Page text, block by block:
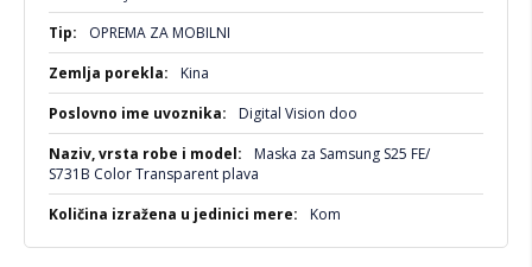
kontaktirajte.
Više
informacija
OPREMA ZA MOBILNI
Kina
Digital Vision doo
Maska za Samsung S25 FE/
S731B Color Transparent plava
Kom